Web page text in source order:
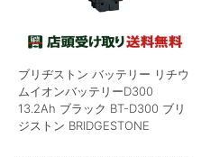
ブリヂストン バッテリー リチウ
ムイオンバッテリーD300
13.2Ah ブラック BT-D300 ブリ
ジストン BRIDGESTONE